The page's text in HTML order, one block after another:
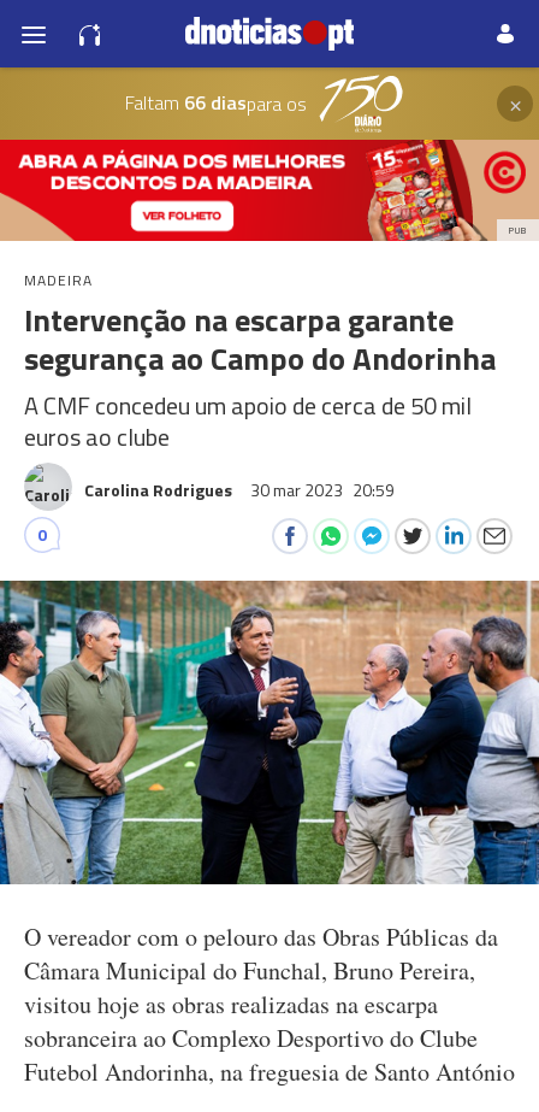
Faltam 66 diaspara os ×
PUB
MADEIRA
Intervenção na escarpa garante
segurança ao Campo do Andorinha
A CMF concedeu um apoio de cerca de 50 mil
euros ao clube
Carolina Rodrigues 30 mar 2023 20:59
0
O vereador com o pelouro das Obras Públicas da
Câmara Municipal do Funchal, Bruno Pereira,
visitou hoje as obras realizadas na escarpa
sobranceira ao Complexo Desportivo do Clube
Futebol Andorinha, na freguesia de Santo António